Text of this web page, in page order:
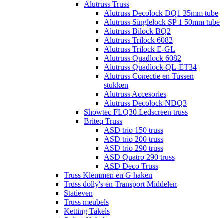
Alutruss Truss
Alutruss Decolock DQ1 35mm tube
Alutruss Singlelock SP 1 50mm tube
Alutruss Bilock BQ2
Alutruss Trilock 6082
Alutruss Trilock E-GL
Alutruss Quadlock 6082
Alutruss Quadlock QL-ET34
Alutruss Conectie en Tussen
stukken
Alutruss Accesories
Alutruss Decolock NDQ3
Showtec FLQ30 Ledscreen truss
Briteq Truss
ASD trio 150 truss
ASD trio 200 truss
ASD trio 290 truss
ASD Quatro 290 truss
ASD Deco Truss
Truss Klemmen en G haken
Truss dolly's en Transport Middelen
Statieven
Truss meubels
Ketting Takels